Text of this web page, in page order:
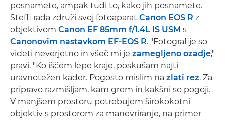
posnamete, ampak tudi to, kako jih posnamete.
Steffi rada združi svoj fotoaparat Canon EOS R z
objektivom Canon EF 85mm f/1.4L IS USM s
Canonovim nastavkom EF-EOS R. "Fotografije so
videti neverjetno in všeč mi je zamegljeno ozadje,"
pravi. "Ko iščem lepe kraje, poskušam najti
uravnotežen kader. Pogosto mislim na zlati rez. Za
pripravo razmišljam, kam grem in kakšni so pogoji.
V manjšem prostoru potrebujem širokokotni
objektiv s prostorom za manevriranje, na primer